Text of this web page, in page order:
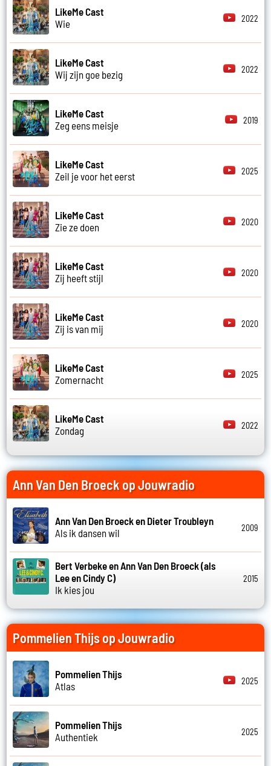
LikeMe Cast
Wie
2022
LikeMe Cast
Wij zijn goe bezig
2022
LikeMe Cast
Zeg eens meisje
2019
LikeMe Cast
Zeil je voor het eerst
2025
LikeMe Cast
Zie ze doen
2020
LikeMe Cast
Zij heeft stijl
2020
LikeMe Cast
Zij is van mij
2020
LikeMe Cast
Zomernacht
2025
LikeMe Cast
Zondag
2022
Ann Van Den Broeck op Jouwradio
Ann Van Den Broeck en Dieter Troubleyn
Als ik dansen wil
2009
Bert Verbeke en Ann Van Den Broeck (als
Lee en Cindy C)
Ik kies jou
2015
Pommelien Thijs op Jouwradio
Pommelien Thijs
Atlas
2025
Pommelien Thijs
Authentiek
2025